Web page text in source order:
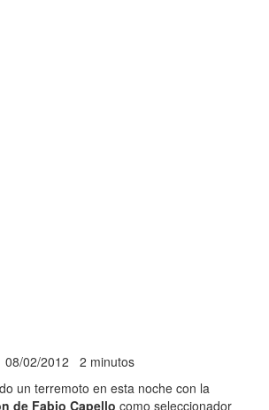
08/02/2012 2 minutos
un terremoto en esta noche con la
de Fabio Capello como seleccionador